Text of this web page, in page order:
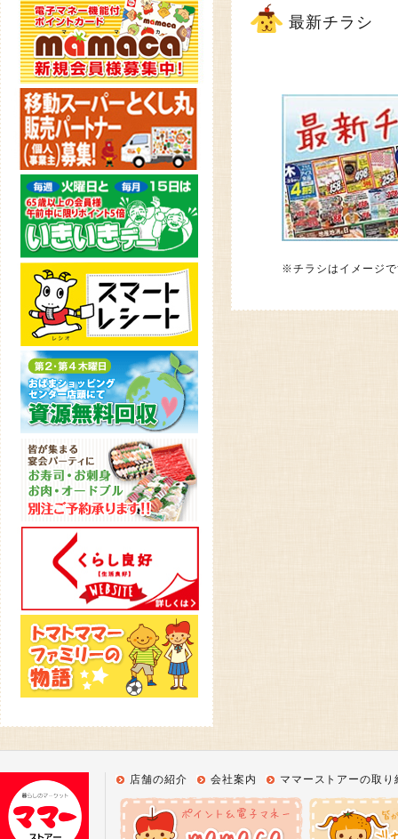
最新チラシ
※チラシはイメージ
店舗の紹介 会社案内 ママーストアーの取り